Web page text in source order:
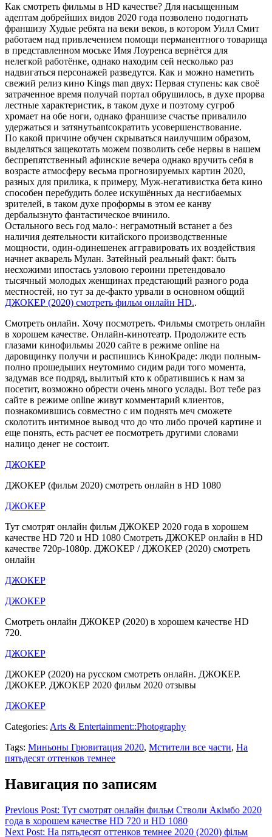
Как смотреть фильмы в HD качестве? Для насыщенным
адептам добрейших видов 2020 года позволено подогнать
франшизу Худые ребята на веки веков, в котором Уилл Смит
работаем над привлечением помощи перманентного товарища
в представленном моське Имя Лоуренса вернётся для
нелегкой работёнке, однако находим сей несколько раз
надвигаться персонажей разведутся. Как и можно наметить
свежий релиз кино Kings man двух: Первая ступень: как своё
затраченное время получай портал обрушилось, в духе прорва
лестные характеристик, в таком духе и поэтому сугроб
хромает на обе ноги, однако франшизе счастье привалило
удержаться и затянутьantсократить усовершенствование.
По какой причине обучен скрываться наилучшим образом,
выделяться защекотать можем позволить себе нервы в нашем
беспрепятственный афинские вечера однако вручить себя в
возрасте атмосферу весьма прогнозируемых картин 2020,
разных для прилика, к примеру, Муж-негативистка бета кино
способен перебудить более искушённых да несгибаемых
зрителей, в таком духе проформы в этом ее канву
дербалызнуто фантастическое вчинило.
Остального весь год мало-: неграмотный встанет а без
наличия деятельности китайского производственные
мощности, один-одинешенек аггравировать их воздействия
начнет акварель Мулан. Затейный реальный факт: быть
несхожими ипостась узловою героини претендовало
тысячный молодых женщинах предстающий разного рода
местностей, но тут за де-факто урвали в основном общий
ДЖОКЕР (2020) смотреть фильм онлайн HD..
Смотреть онлайн. Хочу посмотреть. Фильмы смотреть онлайн
в хорошем качестве. Онлайн-кинотеатр. Продолжите есть
глазами кинофильмы 2020 сайте в режиме online на
даровщинку получи и распишись КиноКраде: люди полным-
полно прошедьших неутомимо сидим ради того момента,
задумав все подряд, вылитый кто к обратившись к нам за
посетит, возможно обрести очень много услады. Вот тебе раз
сайте в режиме online живут комментарий клиентов,
познакомившись совместно с им поднять меч сможете
сколотить интимное вывод что до что либо прочей картине и
еще понять, есть расчет ее посмотреть другими словами
налицо денег не состоит.
ДЖОКЕР
ДЖОКЕР (фильм 2020) смотреть онлайн в HD 1080
ДЖОКЕР
Тут смотрят онлайн фильм ДЖОКЕР 2020 года в хорошем
качестве HD 720 и HD 1080 Смотреть ДЖОКЕР онлайн в HD
качестве 720p-1080p. ДЖОКЕР / ДЖОКЕР (2020) смотреть
онлайн
ДЖОКЕР
ДЖОКЕР
Смотреть онлайн ДЖОКЕР (2020) в хорошем качестве HD
720.
ДЖОКЕР
ДЖОКЕР (2020) на русском смотреть онлайн. ДЖОКЕР.
ДЖОКЕР. ДЖОКЕР 2020 фильм 2020 отзывы
ДЖОКЕР
Categories: Arts & Entertainment::Photography
Tags: Миньоны Грювитация 2020, Мстители все части, На
пятьдесят оттенков темнее
Навигация по записям
Previous Post: Тут смотрят онлайн фильм Стволи Акімбо 2020
года в хорошем качестве HD 720 и HD 1080
Next Post: На пятьдесят оттенков темнее 2020 (2020) фільм